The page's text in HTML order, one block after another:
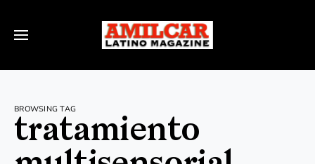
BROWSING TAG
tratamiento